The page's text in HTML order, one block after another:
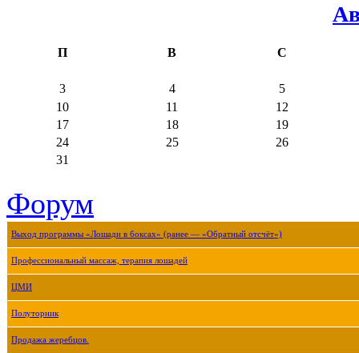
П В С
3 4
5
10
11
12
17
18
19
24
25
26
31
Форум
Выход программы «Лошади в боксах» (ранее — «Обратный отсчёт»)
Профессиональный массаж, терапия лошадей
ЦМИ
Полуторник
Продажа жеребцов.